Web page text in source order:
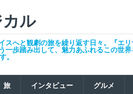
ル
スへと観劇の旅を繰り返す日々。『エ
歩踏み出して、魅力あふれるこの世
。
旅 インタビュー グルメ